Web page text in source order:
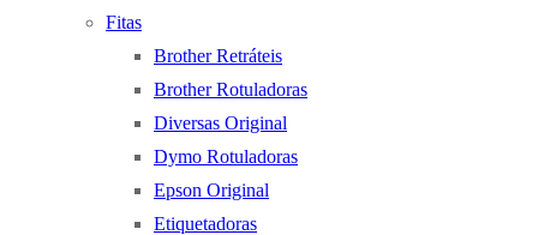
Fitas
Brother Retráteis
Brother Rotuladoras
Diversas Original
Dymo Rotuladoras
Epson Original
Etiquetadoras